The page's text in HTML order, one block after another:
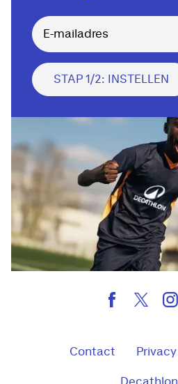
STAP 1/2: INSTELLEN
Contact Privacy
Decathlon